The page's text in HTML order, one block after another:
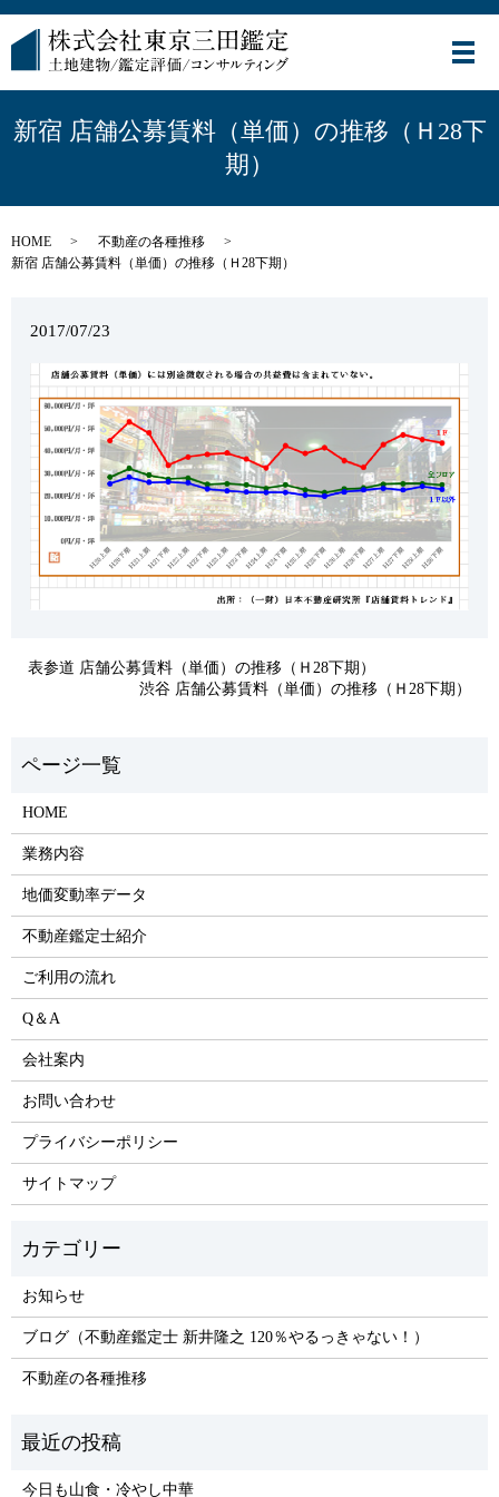
メ
新宿 店舗公募賃料（単価）の推移（Ｈ28下
期）
HOME
不動産の各種推移
新宿 店舗公募賃料（単価）の推移（Ｈ28下期）
2017/07/23
表参道 店舗公募賃料（単価）の推移（Ｈ28下期）
渋谷 店舗公募賃料（単価）の推移（Ｈ28下期）
HOME
業務内容
地価変動率データ
不動産鑑定士紹介
ご利用の流れ
Q＆A
会社案内
お問い合わせ
プライバシーポリシー
サイトマップ
お知らせ
ブログ（不動産鑑定士 新井隆之 120％やるっきゃない！）
不動産の各種推移
今日も山食・冷やし中華